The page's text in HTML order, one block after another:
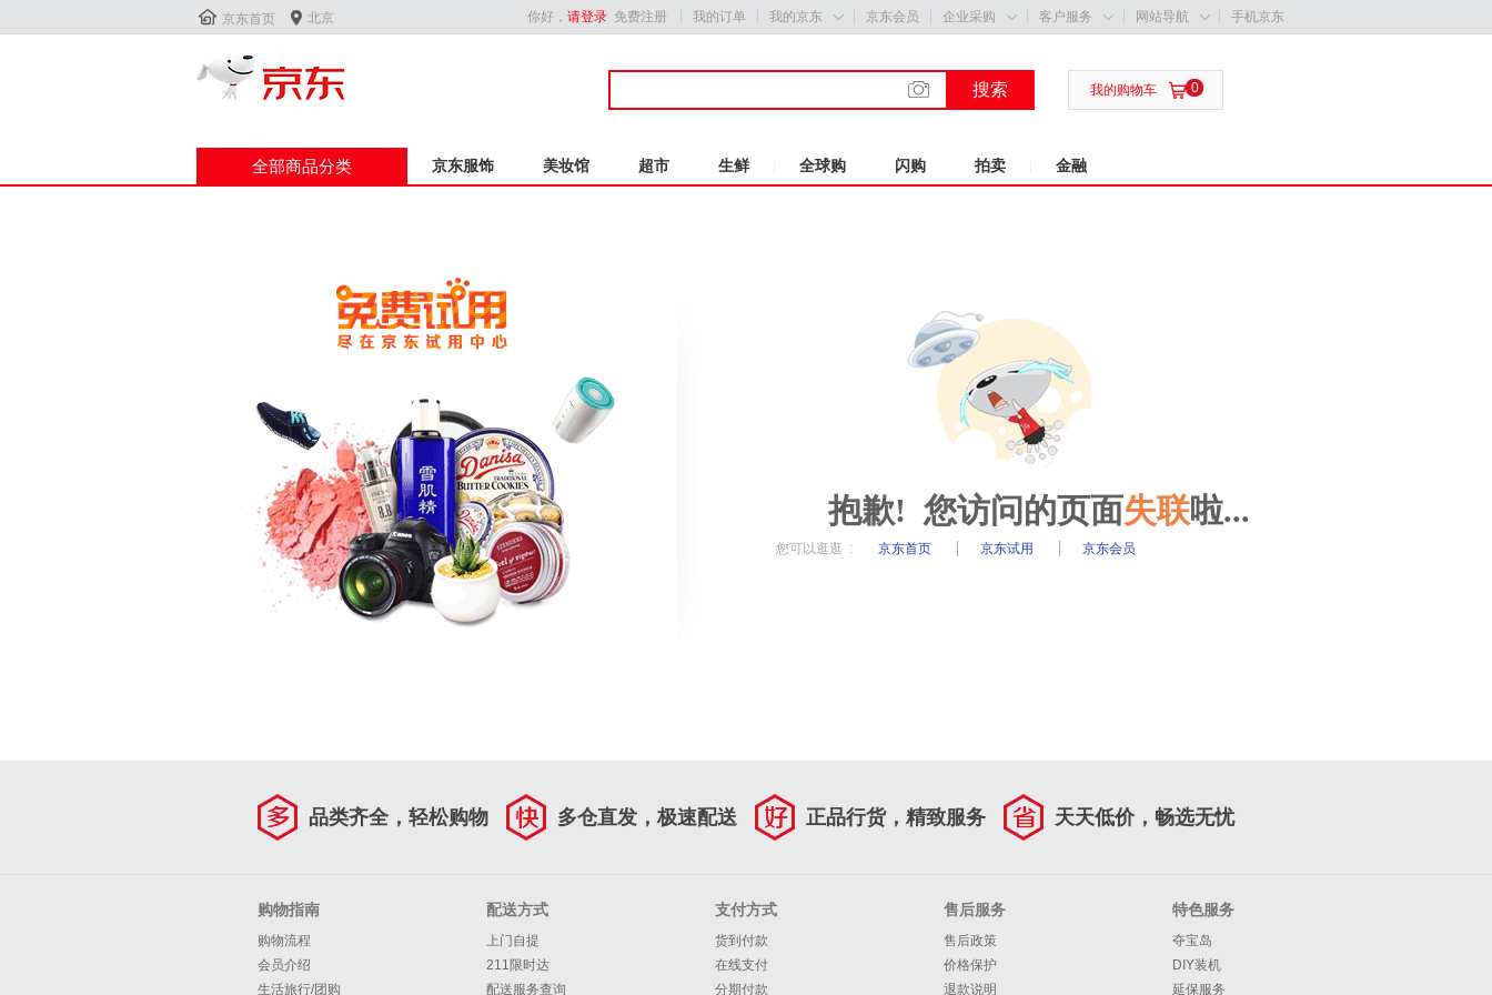
 京东首页  北京 你好， 请登录 免费注册 我的订单 我的京东  京东会员 企业采购  客户服务  网站导航  手机京东
搜索  0
我的购物车
全部商品分类 京东服饰 美妆馆 超市 生鲜 全球购 闪购 拍卖 金融
抱歉! 您访问的页面失联啦...
您可以逛逛 : 京东首页 京东试用 京东会员
品类齐全，轻松购物 多仓直发，极速配送 正品行货，精致服务 天天低价，畅选无忧
购物指南
购物流程
会员介绍
生活旅行/团购
配送方式
上门自提
211限时达
配送服务查询
支付方式
货到付款
在线支付
分期付款
售后服务
售后政策
价格保护
退款说明
特色服务
夺宝岛
DIY装机
延保服务